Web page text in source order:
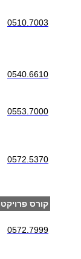
0510.7003
0540.6610
0553.7000
0572.5370
קורס
0572.7999